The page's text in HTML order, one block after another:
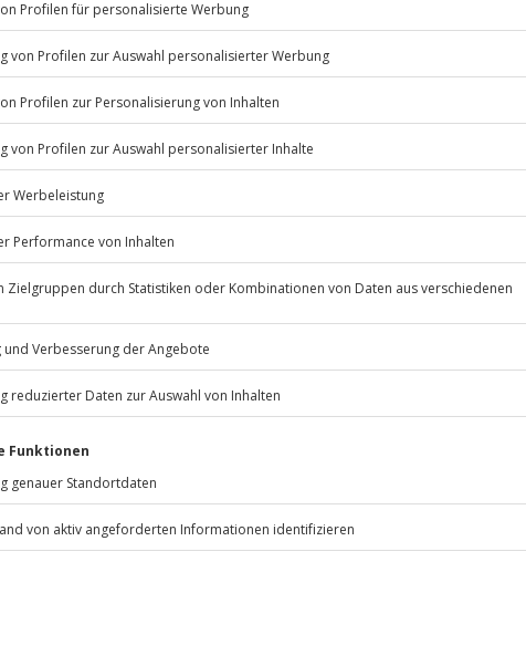
Absprache mit dem
hinten - dann Wechsel, sodass
Listenansicht
© OpenStreetMaps
Jochen SchweizerGmbH
81671 München
außer an bundesweiten